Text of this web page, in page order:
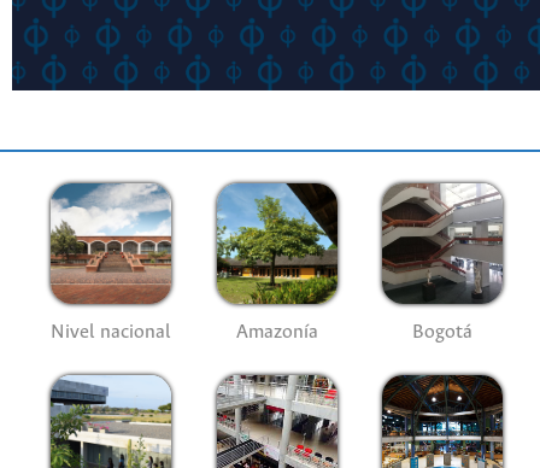
Nivel nacional Amazonía Bogotá